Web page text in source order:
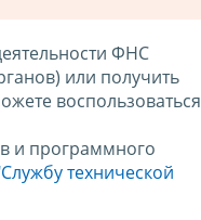
ФНС
или получить
воспользоваться
и программного
технической